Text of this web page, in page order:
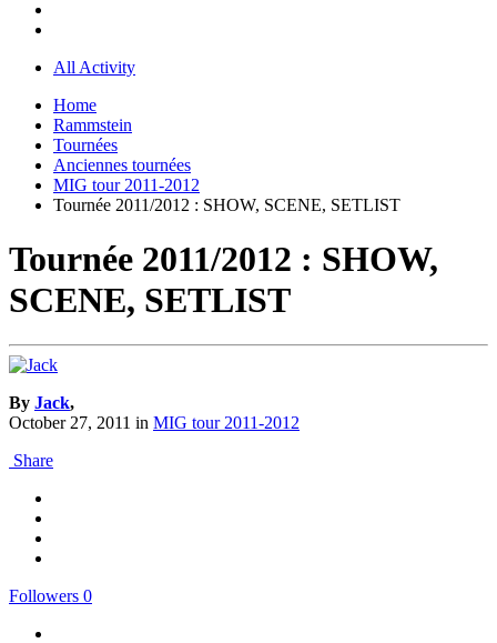
All Activity
Home
Rammstein
Tournées
Anciennes tournées
MIG tour 2011-2012
Tournée 2011/2012 : SHOW, SCENE, SETLIST
Tournée 2011/2012 : SHOW,
SCENE, SETLIST
By Jack,
October 27, 2011 in MIG tour 2011-2012
Share
Followers 0